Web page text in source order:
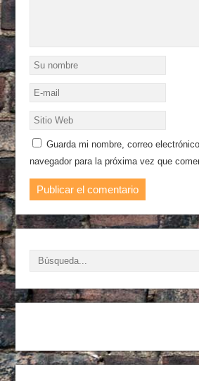
Guarda mi nombre, correo
navegador para la próxima vez que